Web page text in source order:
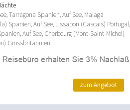
Tarragona Spanien, Auf See, Malaga
Spanien, Auf See, Lissabon (Cascais) Portugal,
Auf See, Cherbourg (Mont-Saint-Michel)
Grossbritannien
zum Angebot